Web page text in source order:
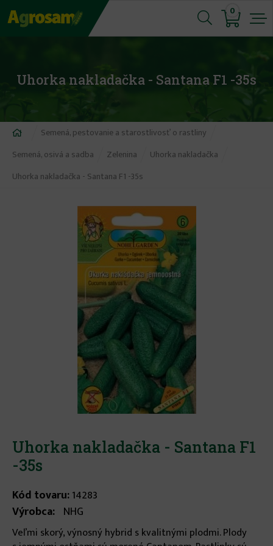
Jump
to
0
Uhorka nakladačka - Santana F1 -35s
Nachádzate
sa
tu
Semená, pestovanie a starostlivosť o rastliny
Semená, osivá a sadba
Zelenina
Uhorka nakladačka
Uhorka nakladačka - Santana F1 -35s
Uhorka nakladačka - Santana F1
-35s
Kód tovaru:14283
Výrobca: NHG
Veľmi skorý, výnosný hybrid s kvalitnými plodmi. Plody